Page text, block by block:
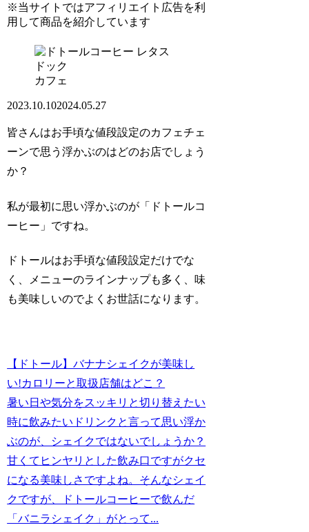
※当サイトではアフィリエイト広告を利
用して商品を紹介しています
カフェ
2023.10.102024.05.27
皆さんはお手頃な値段設定のカフェチェ
ーンで思う浮かぶのはどのお店でしょう
か？
私が最初に思い浮かぶのが 「ドトールコ
ーヒー」 ですね。
ドトールはお手頃な値段設定だけでな
く、メニューのラインナップも多く、味
も美味しいのでよくお世話になります。
【ドトール】バナナシェイクが美味し
い!カロリーと取扱店舗はどこ？
暑い日や気分をスッキリと切り替えたい
時に飲みたいドリンクと言って思い浮か
ぶのが、シェイクではないでしょうか？
甘くてヒンヤリとした飲み口ですがクセ
になる美味しさですよね。そんなシェイ
クですが、ドトールコーヒーで飲んだ
「バニラシェイク」がとって...